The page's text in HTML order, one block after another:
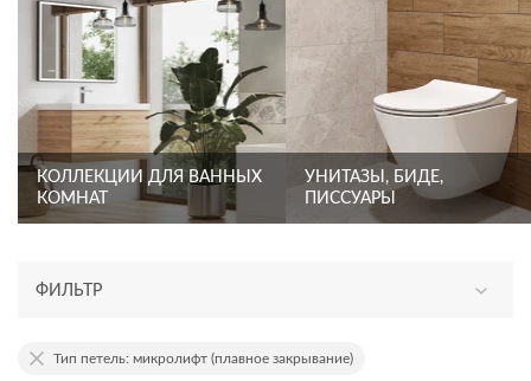
КОЛЛЕКЦИИ ДЛЯ ВАННЫХ
КОМНАТ
УНИТАЗЫ, БИДЕ,
ПИССУАРЫ
ФИЛЬТР
АССОРТИМЕНТ
Тип петель: микролифт (плавное закрывание)